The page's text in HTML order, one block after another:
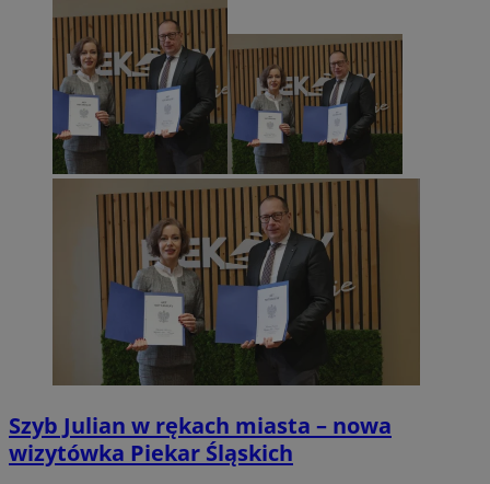
Szyb Julian w rękach miasta – nowa
wizytówka Piekar Śląskich